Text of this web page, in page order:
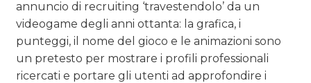
annuncio di recruiting ‘travestendolo’ da un
videogame degli anni ottanta: la grafica, i
punteggi, il nome del gioco e le animazioni sono
un pretesto per mostrare i profili professionali
ricercati e portare gli utenti ad approfondire i